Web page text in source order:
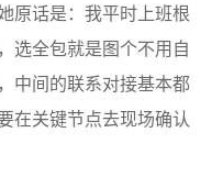
原话是：我平时上班根
选全包就是图个不用自
中间的联系对接基本都
在关键节点去现场确认